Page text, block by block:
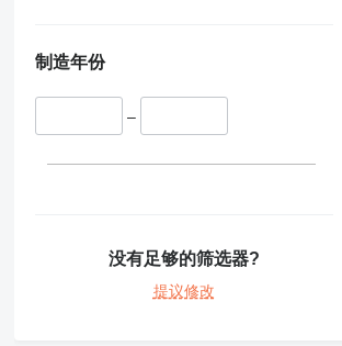
制造年份
–
没有足够的筛选器?
提议修改